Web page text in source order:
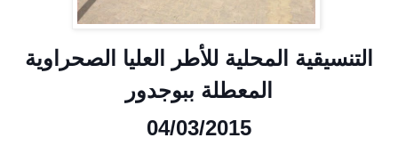
التنسيقية المحلية للأطر العليا الصحراوية
المعطلة ببوجدور
04/03/2015